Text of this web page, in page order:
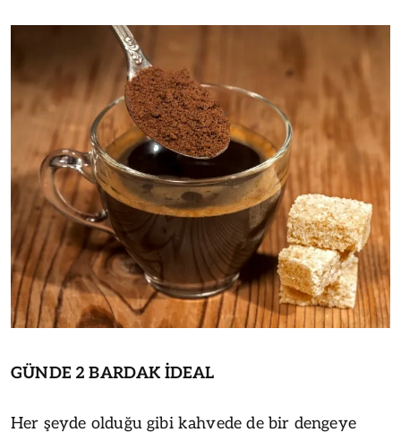
GÜNDE 2 BARDAK İDEAL
Her şeyde olduğu gibi kahvede de bir dengeye